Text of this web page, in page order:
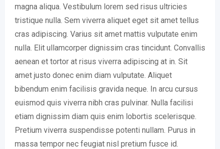
magna aliqua. Vestibulum lorem sed risus ultricies
tristique nulla. Sem viverra aliquet eget sit amet tellus
cras adipiscing. Varius sit amet mattis vulputate enim
nulla. Elit ullamcorper dignissim cras tincidunt. Convallis
aenean et tortor at risus viverra adipiscing at in. Sit
amet justo donec enim diam vulputate. Aliquet
bibendum enim facilisis gravida neque. In arcu cursus
euismod quis viverra nibh cras pulvinar. Nulla facilisi
etiam dignissim diam quis enim lobortis scelerisque.
Pretium viverra suspendisse potenti nullam. Purus in
massa tempor nec feugiat nisl pretium fusce id.